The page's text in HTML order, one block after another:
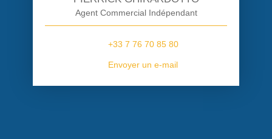
Agent Commercial Indépendant
+33 7 76 70 85 80
Envoyer un e-mail